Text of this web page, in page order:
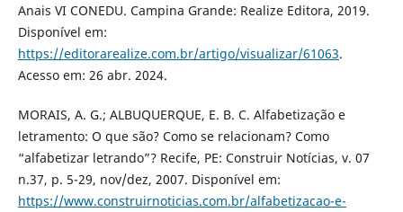
Anais VI CONEDU. Campina Grande: Realize Editora, 2019.
Disponível em:
https://editorarealize.com.br/artigo/visualizar/61063.
Acesso em: 26 abr. 2024.
MORAIS, A. G.; ALBUQUERQUE, E. B. C. Alfabetização e
letramento: O que são? Como se relacionam? Como
“alfabetizar letrando”? Recife, PE: Construir Notícias, v. 07
n.37, p. 5-29, nov/dez, 2007. Disponível em:
https://www.construirnoticias.com.br/alfabetizacao-e-